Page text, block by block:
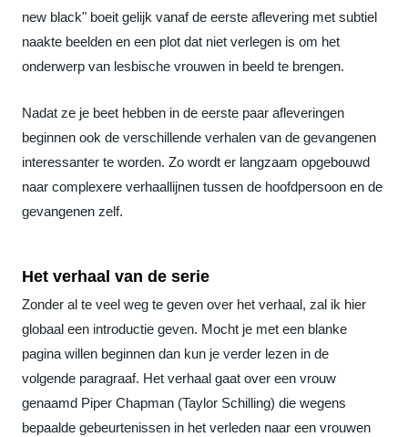
new black" boeit gelijk vanaf de eerste aflevering met subtiel
naakte beelden en een plot dat niet verlegen is om het
onderwerp van lesbische vrouwen in beeld te brengen.
Nadat ze je beet hebben in de eerste paar afleveringen
beginnen ook de verschillende verhalen van de gevangenen
interessanter te worden. Zo wordt er langzaam opgebouwd
naar complexere verhaallijnen tussen de hoofdpersoon en de
gevangenen zelf.
Het verhaal van de serie
Zonder al te veel weg te geven over het verhaal, zal ik hier
globaal een introductie geven. Mocht je met een blanke
pagina willen beginnen dan kun je verder lezen in de
volgende paragraaf. Het verhaal gaat over een vrouw
genaamd Piper Chapman (Taylor Schilling) die wegens
bepaalde gebeurtenissen in het verleden naar een vrouwen